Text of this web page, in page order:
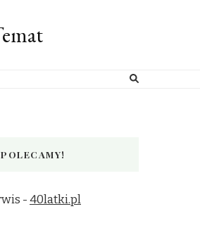
POLECAMY!
-40latki.pl